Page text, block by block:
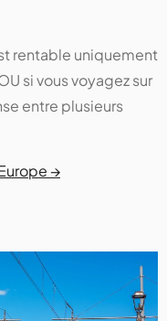
rentable uniquement
si vous voyagez sur
entre plusieurs
→